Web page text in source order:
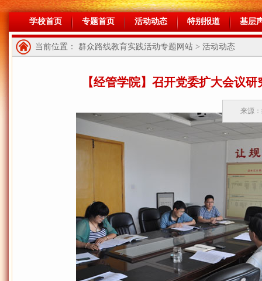
学校首页 专题首页 活动动态 特别报道 基层
当前位置： 群众路线教育实践活动专题网站 > 活动动态
【经管学院】召开党委扩大会议
来源